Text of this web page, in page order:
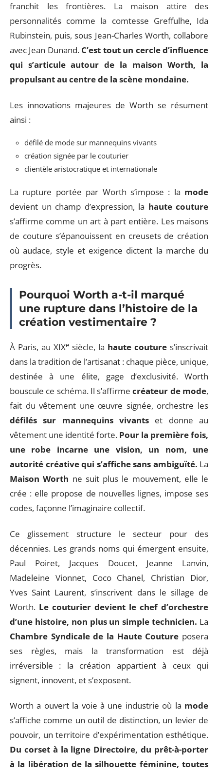
franchit les frontières. La maison attire des
personnalités comme la comtesse Greffulhe, Ida
Rubinstein, puis, sous Jean-Charles Worth, collabore
avec Jean Dunand. C’est tout un cercle d’influence
qui s’articule autour de la maison Worth, la
propulsant au centre de la scène mondaine.
Les innovations majeures de Worth se résument
ainsi :
défilé de mode sur mannequins vivants
création signée par le couturier
clientèle aristocratique et internationale
La rupture portée par Worth s’impose : la mode
devient un champ d’expression, la haute couture
s’affirme comme un art à part entière. Les maisons
de couture s’épanouissent en creusets de création
où audace, style et exigence dictent la marche du
progrès.
Pourquoi Worth a-t-il marqué
une rupture dans l’histoire de la
création vestimentaire ?
À Paris, au XIXe siècle, la haute couture s’inscrivait
dans la tradition de l’artisanat : chaque pièce, unique,
destinée à une élite, gage d’exclusivité. Worth
bouscule ce schéma. Il s’affirmecréateur de mode,
fait du vêtement une œuvre signée, orchestre les
défilés sur mannequins vivants et donne au
vêtement une identité forte. Pour la première fois,
une robe incarne une vision, un nom, une
autorité créative qui s’affiche sans ambiguïté. La
Maison Worth ne suit plus le mouvement, elle le
crée : elle propose de nouvelles lignes, impose ses
codes, façonne l’imaginaire collectif.
Ce glissement structure le secteur pour des
décennies. Les grands noms qui émergent ensuite,
Paul Poiret, Jacques Doucet, Jeanne Lanvin,
Madeleine Vionnet, Coco Chanel, Christian Dior,
Yves Saint Laurent, s’inscrivent dans le sillage de
Worth. Le couturier devient le chef d’orchestre
d’une histoire, non plus un simple technicien. La
Chambre Syndicale de la Haute Couture posera
ses règles, mais la transformation est déjà
irréversible : la création appartient à ceux qui
signent, innovent, et s’exposent.
Worth a ouvert la voie à une industrie où la mode
s’affiche comme un outil de distinction, un levier de
pouvoir, un territoire d’expérimentation esthétique.
Du corset à la ligne Directoire, du prêt-à-porter
à la libération de la silhouette féminine, toutes